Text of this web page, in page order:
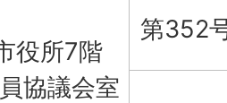
役所7階
協議会室
第352